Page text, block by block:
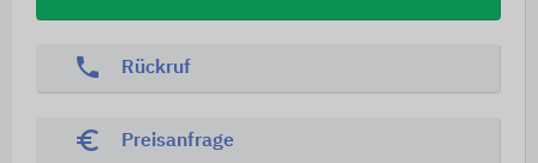
phone Rückruf
euro_symbol Preisanfrage